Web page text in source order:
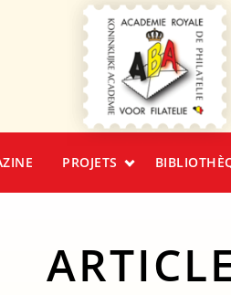
PROJETS